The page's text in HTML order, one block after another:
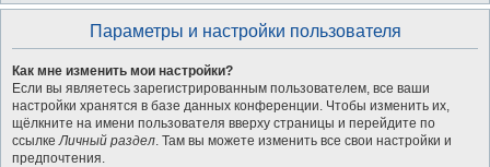
Параметры и настройки пользователя
Как мне изменить мои настройки?
Если вы являетесь зарегистрированным пользователем, все ваши
настройки хранятся в базе данных конференции. Чтобы изменить их,
щёлкните на имени пользователя вверху страницы и перейдите по
ссылкеЛичный раздел. Там вы можете изменить все свои настройки и
предпочтения.